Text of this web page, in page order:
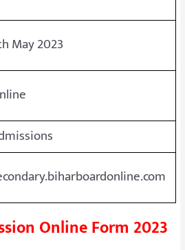
May 2023
Online Form 2023